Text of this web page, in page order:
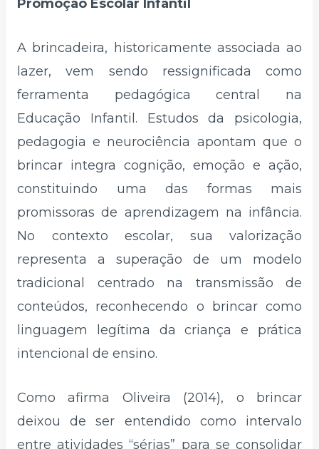
Promoção Escolar Infantil
A brincadeira, historicamente associada ao
lazer, vem sendo ressignificada como
ferramenta pedagógica central na
Educação Infantil. Estudos da psicologia,
pedagogia e neurociência apontam que o
brincar integra cognição, emoção e ação,
constituindo uma das formas mais
promissoras de aprendizagem na infância.
No contexto escolar, sua valorização
representa a superação de um modelo
tradicional centrado na transmissão de
conteúdos, reconhecendo o brincar como
linguagem legítima da criança e prática
intencional de ensino.
Como afirma Oliveira (2014), o brincar
deixou de ser entendido como intervalo
entre atividades “sérias” para se consolidar